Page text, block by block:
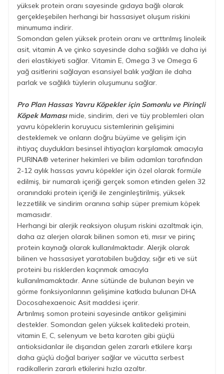
yüksek protein oranı sayesinde gıdaya bağlı olarak
gerçekleşebilen herhangi bir hassasiyet oluşum riskini
minumuma indirir.
Somondan gelen yüksek protein oranı ve arttırılmış linoleik
asit, vitamin A ve çinko sayesinde daha sağlıklı ve daha iyi
deri elastikiyeti sağlar. Vitamin E, Omega 3 ve Omega 6
yağ asitlerini sağlayan esansiyel balık yağları ile daha
parlak ve sağlıklı tüylerin oluşumunu sağlar.
Pro Plan Hassas Yavru Köpekler için Somonlu ve Pirinçli
Köpek Mamasımide, sindirim, deri ve tüy problemleri olan
yavru köpeklerin koruyucu sistemlerinin gelişimini
desteklemek ve onların doğru büyüme ve gelişim için
ihtiyaç duydukları besinsel ihtiyaçları karşılamak amacıyla
PURINA® veteriner hekimleri ve bilim adamları tarafından
2-12 aylık hassas yavru köpekler için özel olarak formüle
edilmiş, bir numaralı içeriği gerçek somon etinden gelen 32
oranındaki protein içeriği ile zenginleştirilmiş, yüksek
lezzetlilik ve sindirim oranına sahip süper premium köpek
mamasıdır.
Herhangi bir alerjik reaksiyon oluşum riskini azaltmak için,
daha az alerjen olarak bilinen somon eti, mısır ve pirinç
protein kaynağı olarak kullanılmaktadır. Alerjik olarak
bilinen ve hassasiyet yaratabilen buğday, sığır eti ve süt
proteini bu risklerden kaçınmak amacıyla
kullanılmamaktadır. Anne sütünde de bulunan beyin ve
görme fonksiyonlarının gelişimine katkıda bulunan DHA
Docosahexaenoic Asit maddesi içerir.
Artırılmış somon proteini sayesinde antikor gelişimini
destekler. Somondan gelen yüksek kalitedeki protein,
vitamin E, C, selenyum ve beta karoten gibi güçlü
antioksidanlar ile dışarıdan gelen zararlı etkilere karşı
daha güçlü doğal bariyer sağlar ve vücutta serbest
radikallerin zararlı etkilerini hızla azaltır.